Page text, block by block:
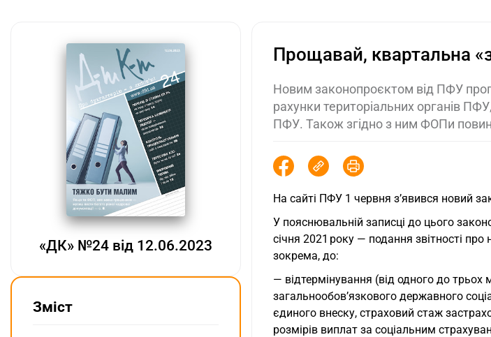
«ДК» №24 від 12.06.2023
Зміст
Прощавай, квартальна
Новим законопроєктом від ПФУ
рахунки територіальних органів
ПФУ. Також згідно з ним ФОПи
На сайті ПФУ 1 червня з’явився новий
У пояснювальній записці до цього
січня 2021 року — подання звітності про
зокрема, до:
— відтермінування (від одного до
загальнообов’язкового державного
єдиного внеску, страховий стаж
розмірів виплат за соціальним